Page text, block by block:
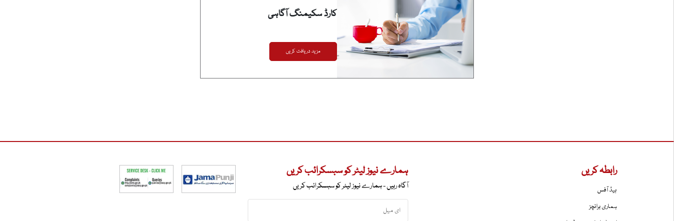
کارڈ سکیمنگ آگاہی
مزید دریافت کریں
رابطہ کریں
ہیڈ آفس
ہماری برانچز
ہمارے نیوز لیٹر کو سبسکرائب کریں
آگاہ رہیں - ہمارے نیوز لیٹر کو سبسکرائب کریں